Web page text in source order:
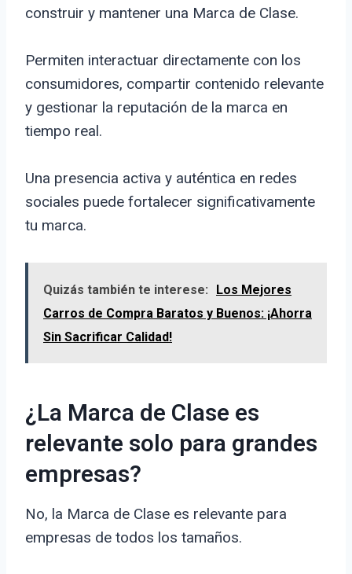
construir y mantener una Marca de Clase.
Permiten interactuar directamente con los
consumidores, compartir contenido relevante
y gestionar la reputación de la marca en
tiempo real.
Una presencia activa y auténtica en redes
sociales puede fortalecer significativamente
tu marca.
Quizás también te interese:
Los Mejores
Carros de Compra Baratos y Buenos: ¡Ahorra
Sin Sacrificar Calidad!
¿La Marca de Clase es
relevante solo para grandes
empresas?
No, la Marca de Clase es relevante para
empresas de todos los tamaños.